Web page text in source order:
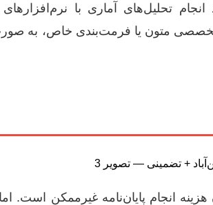
تحلیل‌های آماری با
تخصصی متون یا فرمت‌بندی خاص، به
انجام پایان‌نامه غیرممکن است.